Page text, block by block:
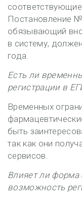
Постановление №
обязывающий
в систему,
года.
Есть ли
регистрациив
Временных
быть
так как они
сервисов.
Влияет ли форма
возможность